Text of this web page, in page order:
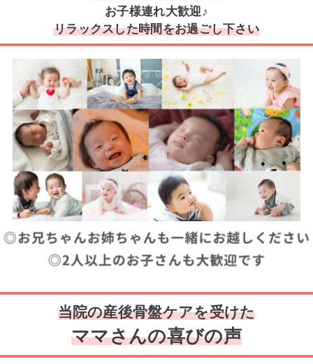
お子様連れ大歓迎♪
リラックスした時間をお過ごし下さい
当院の産後骨盤ケアを受けた
ママさんの喜びの声